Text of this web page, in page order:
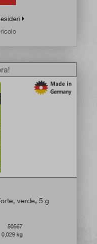
verde, 5 g
50567
0,029 kg